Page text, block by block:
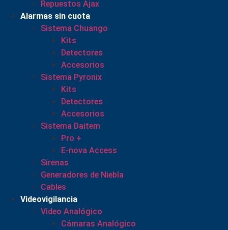
Repuestos Ajax
Alarmas sin cuota
Sistema Chuango
Kits
Detectores
Accesorios
Sistema Pyronix
Kits
Detectores
Accesorios
Sistema Daitem
Pro +
E-nova Access
Sirenas
Generadores de Niebla
Cables
Videovigilancia
Video Analógico
Cámaras Analógico